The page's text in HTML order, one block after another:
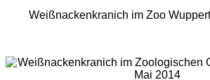
Weißnackenkranich im Zoo